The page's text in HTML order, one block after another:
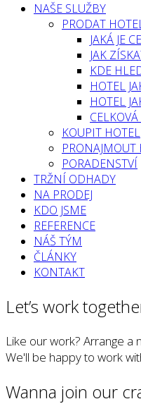
NAŠE SLUŽBY
PRODAT
JAKÁ JE
JAK
KDE
HOTEL
HOTEL
KOUPIT HOTEL
PRONAJMOUT
PORADENSTVÍ
TRŽNÍ ODHADY
NA PRODEJ
KDO JSME
REFERENCE
NÁŠ TÝM
ČLÁNKY
KONTAKT
Let’s work
Like our work? Arrange a
We'll be happy to work
Wanna join our